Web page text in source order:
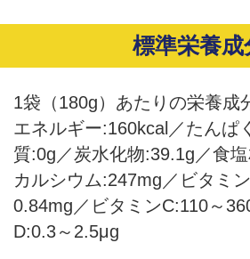
標準栄養成
1袋（180g）あたりの栄養成
エネルギー:160kcal／たんぱ
質:0g／炭水化物:39.1g／食
カルシウム:247mg／ビタミ
0.84mg／ビタミンC:110～
D:0.3～2.5μg